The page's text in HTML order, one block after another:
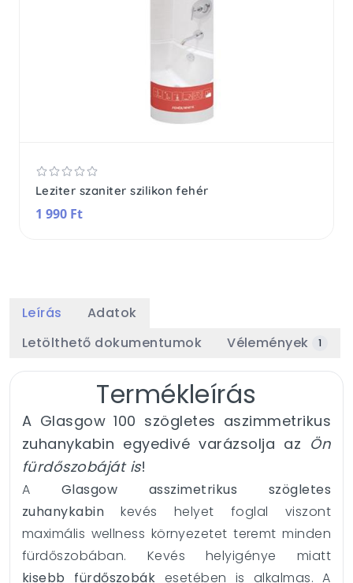
Leziter szaniter szilikon fehér
1 990 Ft
Leírás
Adatok
Letölthető dokumentumok
Vélemények 1
Termékleírás
A Glasgow 100 szögletes aszimmetrikus
zuhanykabin egyedivé varázsolja az Ön
fürdőszobáját is!
AGlasgow asszimetrikus szögletes
zuhanykabin kevés helyet foglal viszont
maximális wellness környezetet teremt minden
fürdőszobában. Kevés helyigénye miatt
kisebb fürdőszobák esetében is alkalmas. A